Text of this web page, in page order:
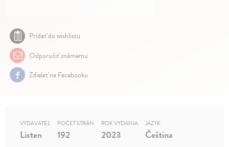
Pridať do wishlistu
Odporučiť známemu
Zdielať na Facebooku
VYDAVATEĽ
Listen
POČET STRÁN
192
ROK VYDANIA
2023
JAZYK
Čeština